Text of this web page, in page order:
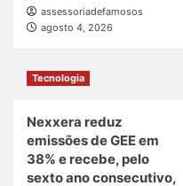
assessoriadefamosos
agosto 4, 2026
Tecnologia
Nexxera reduz
emissões de GEE em
38% e recebe, pelo
sexto ano consecutivo,